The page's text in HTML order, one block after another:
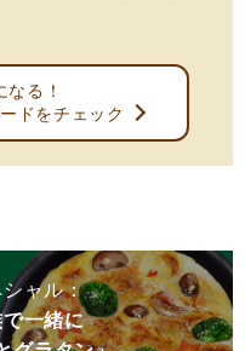
なる！
ドをチェック
ャル：
一緒に